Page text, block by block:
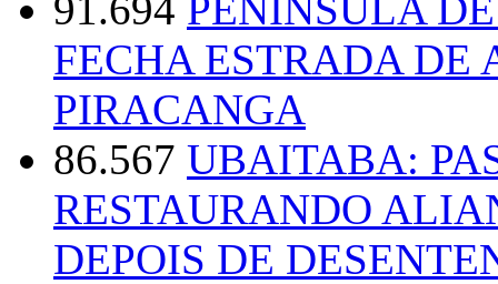
91.694 PENÍNSULA
FECHA ESTRADA DE
PIRACANGA
86.567 UBAITABA:
RESTAURANDO
DEPOIS DE